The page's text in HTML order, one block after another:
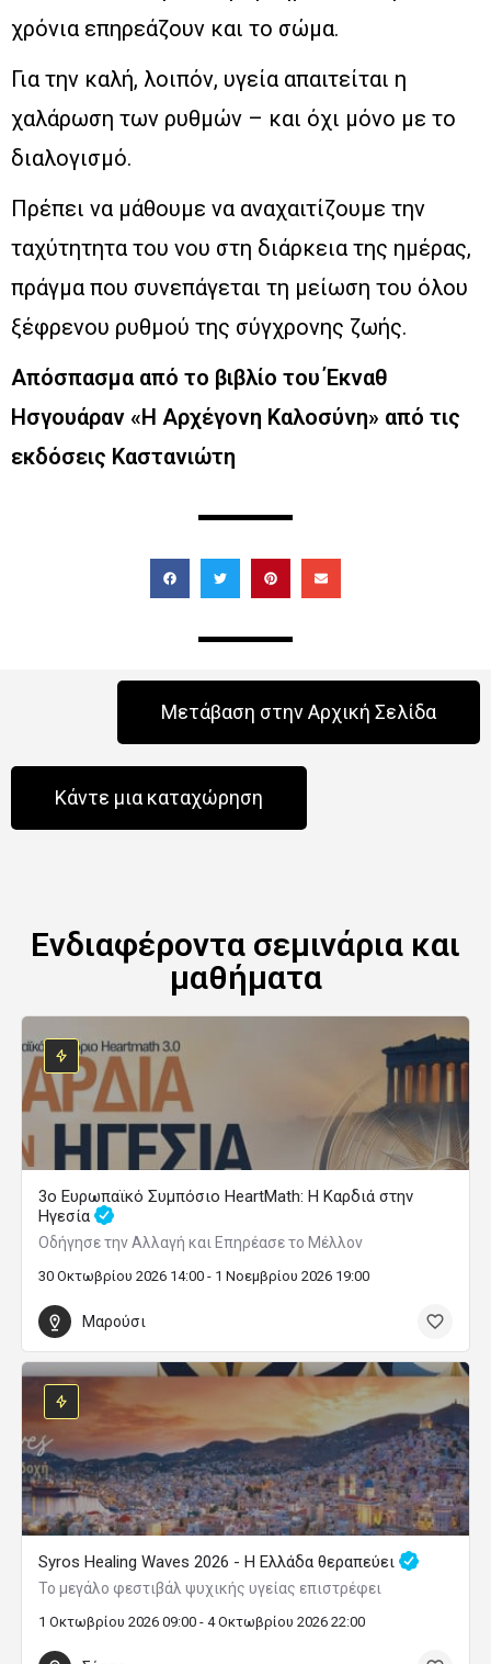
χρόνια επηρεάζουν και το σώμα.
Για την καλή, λοιπόν, υγεία απαιτείται η
χαλάρωση των ρυθμών – και όχι μόνο με το
διαλογισμό.
Πρέπει να μάθουμε να αναχαιτίζουμε την
ταχύτητητα του νου στη διάρκεια της ημέρας,
πράγμα που συνεπάγεται τη μείωση του όλου
ξέφρενου ρυθμού της σύγχρονης ζωής.
Απόσπασμα από το βιβλίο του Έκναθ
Ησγουάραν «Η Αρχέγονη Καλοσύνη» από τις
εκδόσεις Καστανιώτη
Μετάβαση στην Αρχική Σελίδα
Κάντε μια καταχώρηση
Ενδιαφέροντα σεμινάρια και
μαθήματα
3ο Ευρωπαϊκό Συμπόσιο HeartMath: Η Καρδιά στην
Ηγεσία
Οδήγησε την Αλλαγή και Επηρέασε το Μέλλον
30 Οκτωβρίου 2026 14:00 - 1 Νοεμβρίου 2026 19:00
Μαρούσι
Syros Healing Waves 2026 - Η Ελλάδα θεραπεύει
Το μεγάλο φεστιβάλ ψυχικής υγείας επιστρέφει
1 Οκτωβρίου 2026 09:00 - 4 Οκτωβρίου 2026 22:00